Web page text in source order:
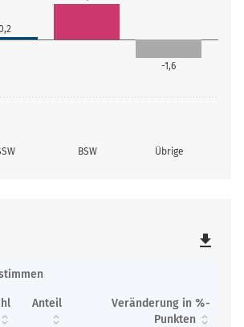
BSW Übrige
-1,6
file_download
Anteil
Veränderung in %-
Punkten